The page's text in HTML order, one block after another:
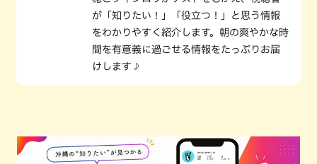
が「知りたい！」「役立つ！」と思う情報
をわかりやすく紹介します。朝の爽やかな時
間を有意義に過ごせる情報をたっぷりお届
けします♪